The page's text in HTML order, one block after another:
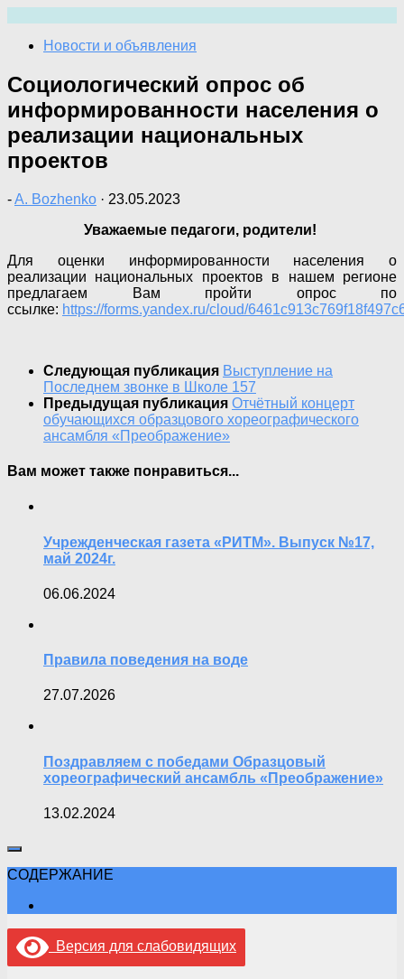
содержимому
Новости и объявления
Социологический опрос об
информированности населения о
реализации национальных
проектов
-A. Bozhenko · 23.05.2023
Уважаемые педагоги, родители!
Для оценки информированности населения о
реализации национальных проектов в нашем регионе
предлагаем Вам пройти опрос по
ссылке: https://forms.yandex.ru/cloud/
Следующая публикация Выступление на
Последнем звонке в Школе 157
Предыдущая публикация Отчётный концерт
обучающихся образцового хореографического
ансамбля «Преображение»
Вам может также понравиться...
Учрежденческая газета «РИТМ». Выпуск №17,
май 2024г.
06.06.2024
Правила поведения на воде
27.07.2026
Поздравляем с победами Образцовый
хореографический ансамбль «Преображение»
13.02.2024
СОДЕРЖАНИЕ
Версия для слабовидящих